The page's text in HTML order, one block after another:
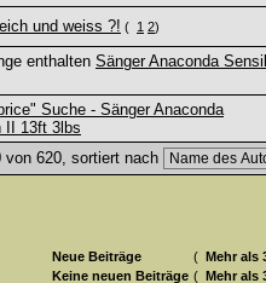
und weiss ?! ( 1 2)
Sänger Anaconda
Suche - Sänger Anaconda
II 13ft 3lbs
von 620, sortiert nach
Neue Beiträge ( Mehr als
Keine neuen Beiträge ( Mehr als